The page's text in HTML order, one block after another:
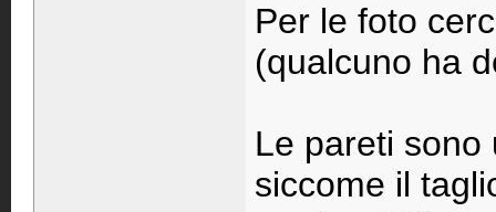
Per le foto
(qualcuno ha
Le pareti sono
siccome il